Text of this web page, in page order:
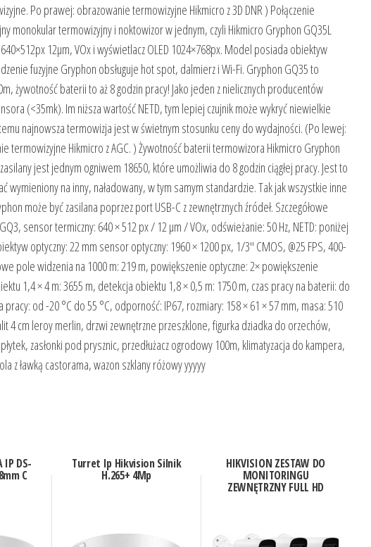
Po prawej: obrazowanie termowizyjne Hikmicro z 3D DNR ) Połączenie
monokular termowizyjny i noktowizor w jednym, czyli Hikmicro Gryphon GQ35L
12µm, VOx i wyświetlacz OLED 1024×768px. Model posiada obiektyw
fuzyjne Gryphon obsługuje hot spot, dalmierz i Wi-Fi. Gryphon GQ35 to
żywotność baterii to aż 8 godzin pracy! Jako jeden z nielicznych producentów
(<35mk). Im niższa wartość NETD, tym lepiej czujnik może wykryć niewielkie
najnowsza termowizja jest w świetnym stosunku ceny do wydajności. (Po lewej:
termowizyjne Hikmicro z AGC. ) Żywotność baterii termowizora Hikmicro Gryphon
jest jednym ogniwem 18650, które umożliwia do 8 godzin ciągłej pracy. Jest to
na inny, naładowany, w tym samym standardzie. Tak jak wszystkie inne
może być zasilana poprzez port USB-C z zewnętrznych źródeł. Szczegółowe
sensor termiczny: 640 × 512 px / 12 μm / VOx, odświeżanie: 50 Hz, NETD: poniżej
optyczny: 22 mm sensor optyczny: 1960 × 1200 px, 1/3" CMOS, @25 FPS, 400-
pole widzenia na 1000 m: 219 m, powiększenie optyczne: 2× powiększenie
1,4 × 4 m: 3655 m, detekcja obiektu 1,8 × 0,5 m: 1750 m, czas pracy na baterii: do
od -20 °C do 55 °C, odporność: IP67, rozmiary: 158 × 61 × 57 mm, masa: 510
4 cm leroy merlin, drzwi zewnętrzne przeszklone, figurka dziadka do orzechów,
zasłonki pod prysznic, przedłużacz ogrodowy 100m, klimatyzacja do kampera,
z ławką castorama, wazon szklany różowy yyyyy
IP DS-
C
Turret Ip Hikvision Silnik
H.265+ 4Mp
HIKVISION ZESTAW DO
MONITORINGU
ZEWNĘTRZNY FULL HD